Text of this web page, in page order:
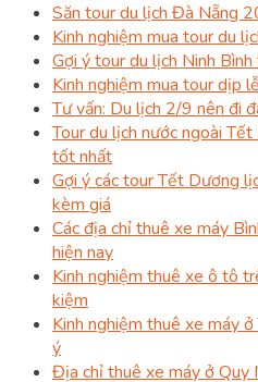
Săn tour du lịch Đà Nẵng
Kinh nghiệm mua tour du
Gợi ý tour du lịch Ninh
Kinh nghiệm mua tour dịp
Tư vấn: Du lịch 2/9 nên đi
Tour du lịch nước ngoài
tốt nhất
Gợi ý các tour Tết Dương
kèm giá
Các địa chỉ thuê xe máy
hiện nay
Kinh nghiệm thuê xe ô tô
kiệm
Kinh nghiệm thuê xe máy
ý
Địa chỉ thuê xe máy ở Quy